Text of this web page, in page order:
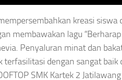
kreasi siswa
membawakan lagu
Penyaluran minat dan
terfasilitasi dengan sangat baik
SMK Kartek 2